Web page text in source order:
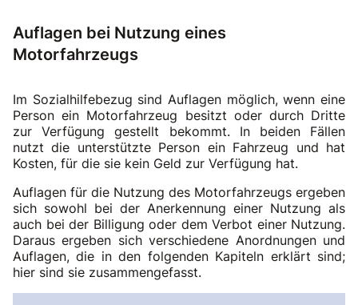
Auflagen bei Nutzung eines
Motorfahrzeugs
Im Sozialhilfebezug sind Auflagen möglich, wenn eine
Person ein Motorfahrzeug besitzt oder durch Dritte
zur Verfügung gestellt bekommt. In beiden Fällen
nutzt die unterstützte Person ein Fahrzeug und hat
Kosten, für die sie kein Geld zur Verfügung hat.
Auflagen für die Nutzung des Motorfahrzeugs ergeben
sich sowohl bei der Anerkennung einer Nutzung als
auch bei der Billigung oder dem Verbot einer Nutzung.
Daraus ergeben sich verschiedene Anordnungen und
Auflagen, die in den folgenden Kapiteln erklärt sind;
hier sind sie zusammengefasst.